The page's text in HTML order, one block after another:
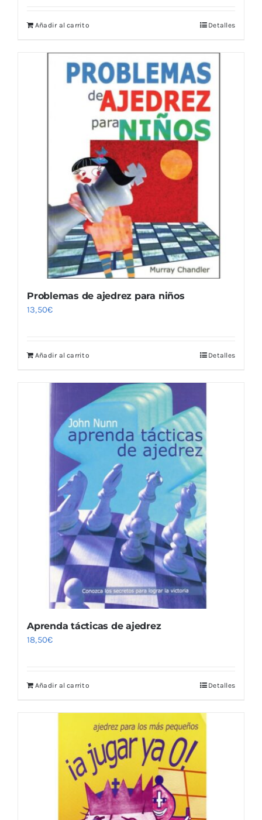
Añadir al carrito Detalles
Problemas de ajedrez para niños
13,50€
Añadir al carrito Detalles
Aprenda tácticas de ajedrez
18,50€
Añadir al carrito Detalles